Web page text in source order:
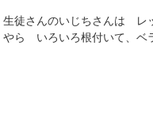
生徒さんのいじちさんは レ
やら いろいろ根付いて、ベ